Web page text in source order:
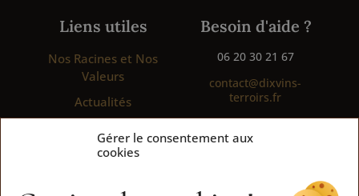
Gérer le consentement aux
cookies
Liens utiles
Nos Racines et Nos
Valeurs
Actualités
de Vente
Besoin d'aide ?
06 20 30 21 67
contact@dixvins-
terroirs.fr
Formulaire de contact